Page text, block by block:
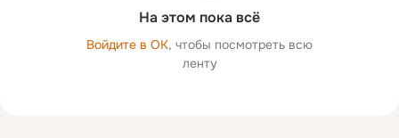
На этом пока всё
Войдите в ОК, чтобы посмотреть всю
ленту